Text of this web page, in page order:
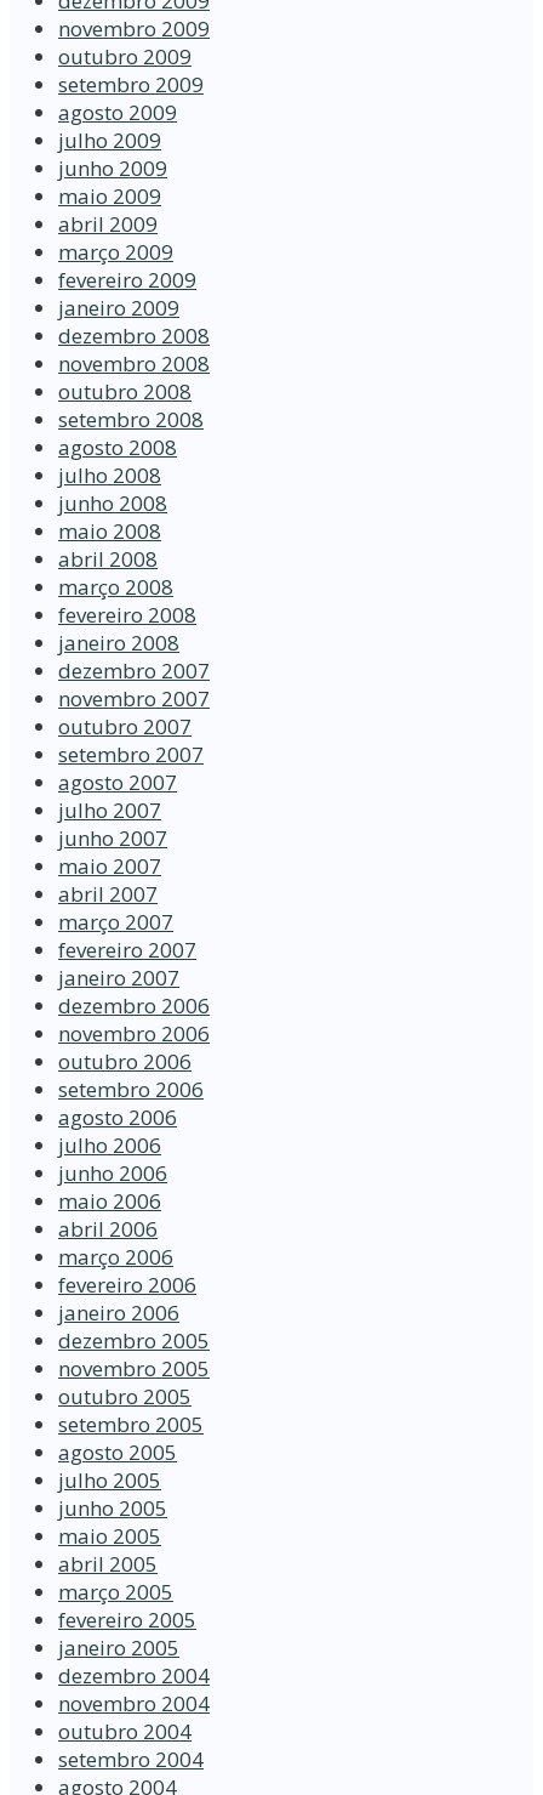
novembro 2009
outubro 2009
setembro 2009
agosto 2009
julho 2009
junho 2009
maio 2009
abril 2009
março 2009
fevereiro 2009
janeiro 2009
dezembro 2008
novembro 2008
outubro 2008
setembro 2008
agosto 2008
julho 2008
junho 2008
maio 2008
abril 2008
março 2008
fevereiro 2008
janeiro 2008
dezembro 2007
novembro 2007
outubro 2007
setembro 2007
agosto 2007
julho 2007
junho 2007
maio 2007
abril 2007
março 2007
fevereiro 2007
janeiro 2007
dezembro 2006
novembro 2006
outubro 2006
setembro 2006
agosto 2006
julho 2006
junho 2006
maio 2006
abril 2006
março 2006
fevereiro 2006
janeiro 2006
dezembro 2005
novembro 2005
outubro 2005
setembro 2005
agosto 2005
julho 2005
junho 2005
maio 2005
abril 2005
março 2005
fevereiro 2005
janeiro 2005
dezembro 2004
novembro 2004
outubro 2004
setembro 2004
agosto 2004